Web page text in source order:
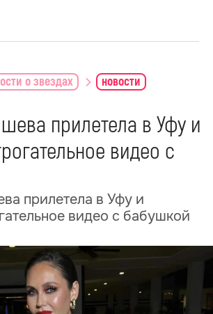
о звездах новости
прилетела в Уфу и
видео с
прилетела в Уфу и
видео с бабушкой